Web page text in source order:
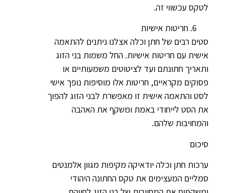
לטקס עכשווי זה.
חריטות אישיות
סטים רבים של חתן וכלה אצלנו ניתנים להתאמה
אישית עם חריטות אישיות. החל משמות בני הזוג
ותאריך חתונתם ועד לציטוטים משמעותיים או
פסוקים מקראיים, חריטות אלו מוסיפות נופך אישי
לסט והתאמה אישית זו מאפשרת לבני הזוג להפוך
את הסט לייחודי באמת ומשקף את האהבה
והמחויבות שלהם.
סיכום
ערכות חתן וכלה יודאיקה מקיפות מגוון אלמנטים
סמליים המעצימים את טקס החתונה היהודי